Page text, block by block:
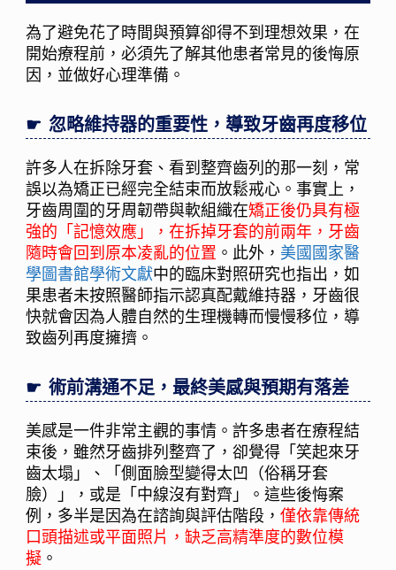
為了避免花了時間與預算卻得不到理想效果，在
開始療程前，必須先了解其他患者常見的後悔原
因，並做好心理準備。
忽略維持器的重要性，導致牙齒再度移位
許多人在拆除牙套、看到整齊齒列的那一刻，常
誤以為矯正已經完全結束而放鬆戒心。事實上，
牙齒周圍的牙周韌帶與軟組織在矯正後仍具有極
強的「記憶效應」，在拆掉牙套的前兩年，牙齒
隨時會回到原本凌亂的位置 。此外， 美國國家醫
學圖書館學術文獻中的臨床對照研究也指出，如
果患者未按照醫師指示認真配戴維持器，牙齒很
快就會因為人體自然的生理機轉而慢慢移位，導
致齒列再度擁擠。
術前溝通不足，最終美感與預期有落差
美感是一件非常主觀的事情。許多患者在療程結
束後，雖然牙齒排列整齊了，卻覺得「笑起來牙
齒太塌」、「側面臉型變得太凹（俗稱牙套
臉）」，或是「中線沒有對齊」。這些後悔案
例，多半是因為在諮詢與評估階段，僅依靠傳統
口頭描述或平面照片，缺乏高精準度的數位模
擬 。